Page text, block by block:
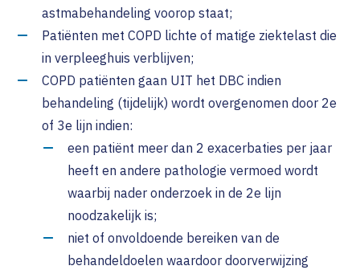
astmabehandeling voorop staat;
Patiënten met COPD lichte of matige ziektelast die
in verpleeghuis verblijven;
COPD patiënten gaan UIT het DBC indien
behandeling (tijdelijk) wordt overgenomen door 2e
of 3e lijn indien:
een patiënt meer dan 2 exacerbaties per jaar
heeft en andere pathologie vermoed wordt
waarbij nader onderzoek in de 2e lijn
noodzakelijk is;
niet of onvoldoende bereiken van de
behandeldoelen waardoor doorverwijzing